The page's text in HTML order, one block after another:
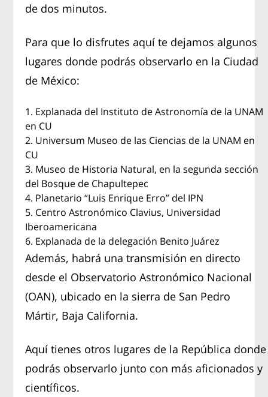
de dos minutos.
Para que lo disfrutes aquí te dejamos algunos
lugares donde podrás observarlo en la Ciudad
de México:
Explanada del Instituto de Astronomía de la UNAM
en CU
Universum Museo de las Ciencias de la UNAM en
CU
Museo de Historia Natural, en la segunda sección
del Bosque de Chapultepec
Planetario “Luis Enrique Erro” del IPN
Centro Astronómico Clavius, Universidad
Iberoamericana
Explanada de la delegación Benito Juárez
Además, habrá una transmisión en directo
desde el Observatorio Astronómico Nacional
(OAN), ubicado en la sierra de San Pedro
Mártir, Baja California.
Aquí tienes otros lugares de la República donde
podrás observarlo junto con más aficionados y
científicos.